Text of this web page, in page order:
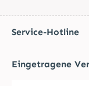
Service-Hotline
Eingetragene